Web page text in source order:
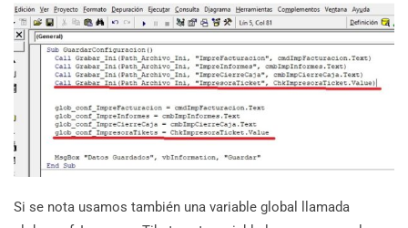
Si se nota usamos también una variable global llamada